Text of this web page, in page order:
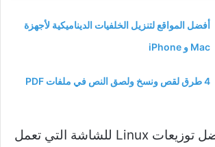
أفضل المواقع لتنزيل الخلفيات الديناميكية لأجهزة
Mac و iPhone
4 طرق لقص ونسخ ولصق النص في ملفات PDF
تتضمن بعض أفضل توزيعات Linux للشاشة التي تعمل